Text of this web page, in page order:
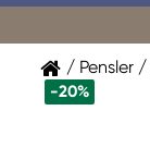
Pensler
-20%